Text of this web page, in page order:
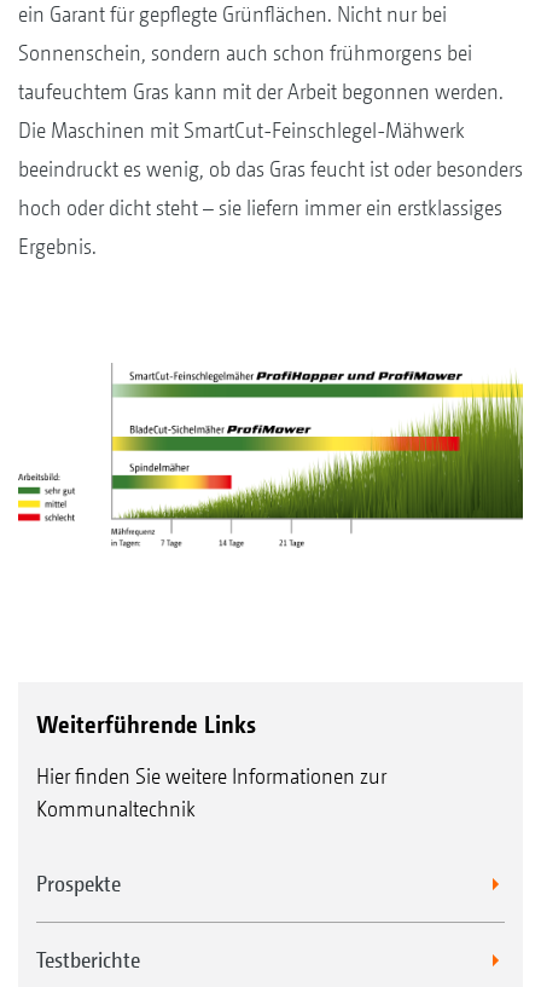
ein Garant für gepflegte Grünflächen. Nicht nur bei
Sonnenschein, sondern auch schon frühmorgens bei
taufeuchtem Gras kann mit der Arbeit begonnen werden.
Die Maschinen mit SmartCut-Feinschlegel-Mähwerk
beeindruckt es wenig, ob das Gras feucht ist oder besonders
hoch oder dicht steht – sie liefern immer ein erstklassiges
Ergebnis.
Weiterführende Links
Hier finden Sie weitere Informationen zur
Kommunaltechnik
Prospekte
Testberichte